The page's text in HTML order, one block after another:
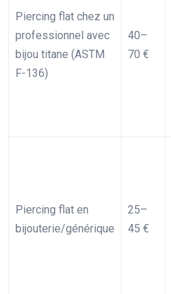
Piercing flat chez un
professionnel avec
bijou titane (ASTM
F-136)
40–
70 €
Piercing flat en
bijouterie/générique
25–
45 €